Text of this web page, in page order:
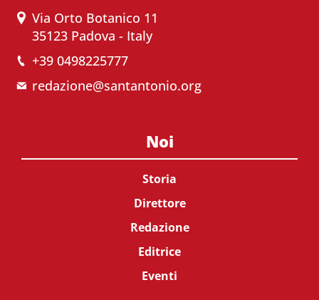
Via Orto Botanico 11
35123 Padova - Italy
+39 0498225777
redazione@santantonio.org
Noi
Storia
Direttore
Redazione
Editrice
Eventi